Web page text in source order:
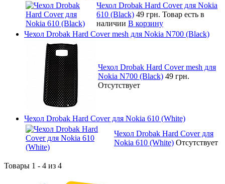
Чехол Drobak Hard Cover для Nokia
610 (Black) 49 грн. Товар есть в
наличии В корзину
Чехол Drobak Hard Cover mesh для Nokia N700 (Black)
Чехол Drobak Hard Cover mesh для
Nokia N700 (Black) 49 грн.
Отсутствует
Чехол Drobak Hard Cover для Nokia 610 (White)
Чехол Drobak Hard Cover для
Nokia 610 (White) Отсутствует
Товары 1 - 4 из 4